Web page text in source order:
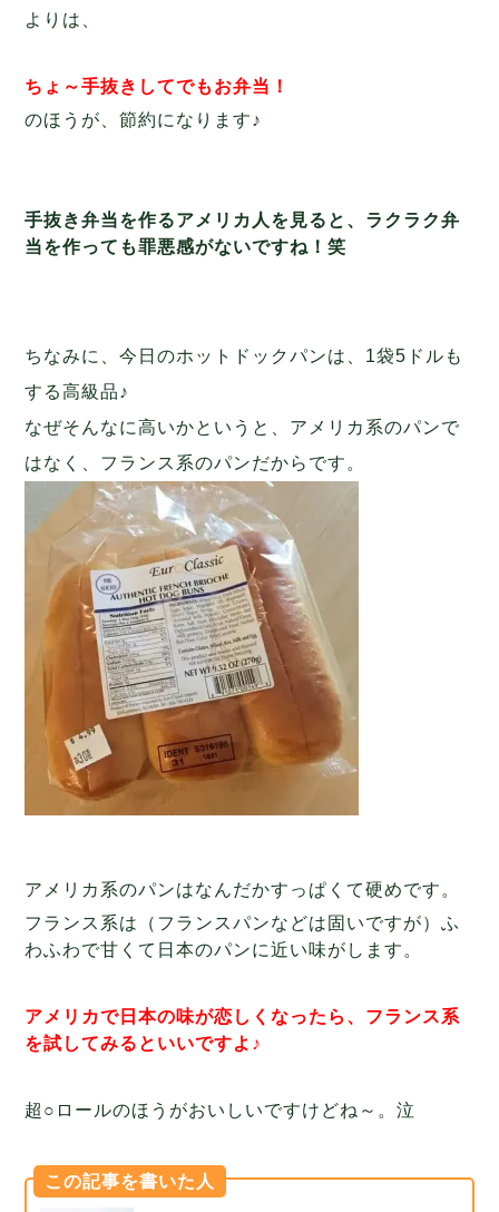
よりは、
ちょ～手抜きしてでもお弁当！
のほうが、節約になります♪
手抜き弁当を作るアメリカ人を見ると、ラクラク弁
当を作っても罪悪感がないですね！笑
ちなみに、今日のホットドックパンは、1袋5ドルも
する高級品♪
なぜそんなに高いかというと、アメリカ系のパンで
はなく、フランス系のパンだからです。
アメリカ系のパンはなんだかすっぱくて硬めです。
フランス系は（フランスパンなどは固いですが）ふ
わふわで甘くて日本のパンに近い味がします。
アメリカで日本の味が恋しくなったら、フランス系
を試してみるといいですよ♪
超○ロールのほうがおいしいですけどね～。泣
この記事を書いた人